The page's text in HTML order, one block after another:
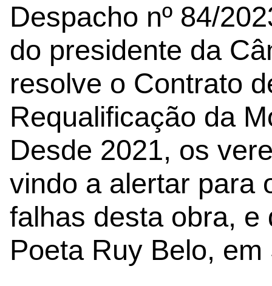
Despacho nº 84/
do presidente da
resolve o Contrato
Requalificação da
Desde 2021, os
vindo a alertar para
falhas desta obra, e
Poeta Ruy Belo,